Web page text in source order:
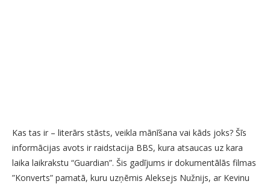
Kas tas ir – literārs stāsts, veikla mānīšana vai kāds joks? Šīs
informācijas avots ir raidstacija BBS, kura atsaucas uz kara
laika laikrakstu “Guardian”. Šis gadījums ir dokumentālās filmas
”Konverts” pamatā, kuru uzņēmis Aleksejs Nužnijs, ar Kevinu